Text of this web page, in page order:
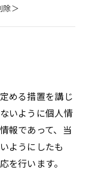
除＞
める措置を講じ
いように個人情
報であって、当
ようにしたも
を行います。